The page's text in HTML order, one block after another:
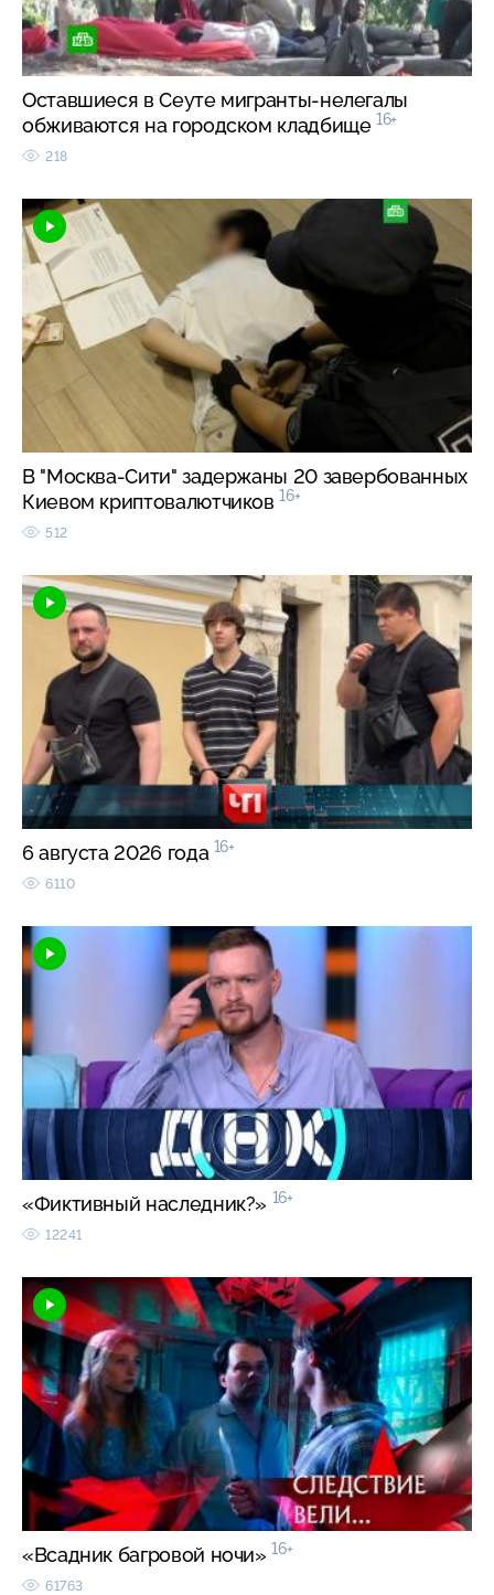
Оставшиеся в Сеуте мигранты-нелегалы
обживаются на городском кладбище 16+
218
В "Москва-Сити" задержаны 20 завербованных
Киевом криптовалютчиков 16+
512
6 августа 2026 года 16+
6110
«Фиктивный наследник?» 16+
12241
«Всадник багровой ночи» 16+
61763